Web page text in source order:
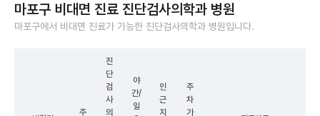
마포구 비대면 진료 진단검사의학과 병원
마포구에서 비대면 진료가 가능한 진단검사의학과 병원입니다.
주
진
단
검
사
의
야
간/
일
인
근
지
주
차
가